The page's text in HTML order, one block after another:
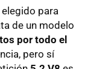
para
de un modelo
por todo el
pero sí